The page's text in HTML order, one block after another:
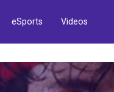
eSports Videos